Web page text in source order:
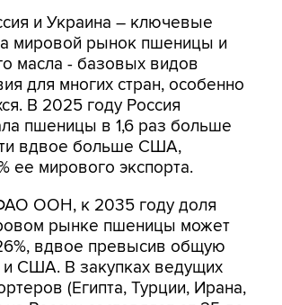
и Украина – ключевые
мировой рынок пшеницы и
масла - базовых видов
для многих стран, особенно
В 2025 году Россия
пшеницы в 1,6 раз больше
вдвое больше США,
ее мирового экспорта.
ООН, к 2035 году доля
рынке пшеницы может
вдвое превысив общую
США. В закупках ведущих
(Египта, Турции, Ирана,